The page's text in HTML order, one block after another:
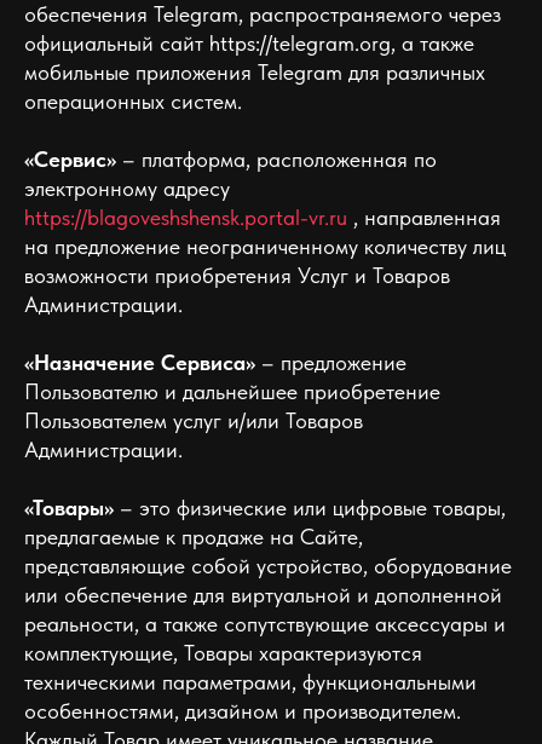
обеспечения Telegram, распространяемого через
официальный сайт https://telegram.org, а также
мобильные приложения Telegram для различных
операционных систем.
«Сервис» – платформа, расположенная по
электронному адресу
https://blagoveshshensk.portal-vr.ru , направленная
на предложение неограниченному количеству лиц
возможности приобретения Услуг и Товаров
Администрации.
«Назначение Сервиса» – предложение
Пользователю и дальнейшее приобретение
Пользователем услуг и/или Товаров
Администрации.
«Товары» – это физические или цифровые товары,
предлагаемые к продаже на Сайте,
представляющие собой устройство, оборудование
или обеспечение для виртуальной и дополненной
реальности, а также сопутствующие аксессуары и
комплектующие, Товары характеризуются
техническими параметрами, функциональными
особенностями, дизайном и производителем.